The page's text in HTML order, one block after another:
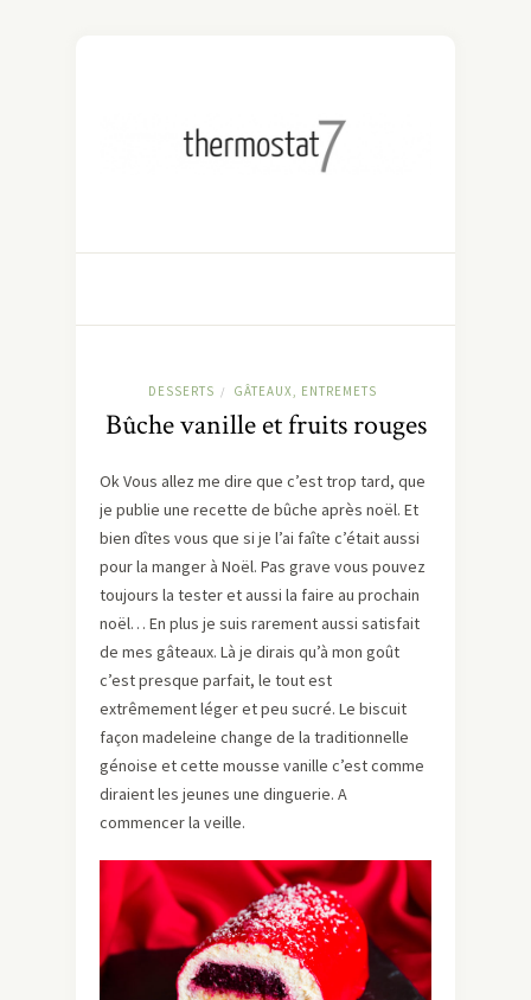
DESSERTS / GÂTEAUX, ENTREMETS
Bûche vanille et fruits rouges
Ok Vous allez me dire que c’est trop tard, que
je publie une recette de bûche après noël. Et
bien dîtes vous que si je l’ai faîte c’était aussi
pour la manger à Noël. Pas grave vous pouvez
toujours la tester et aussi la faire au prochain
noël… En plus je suis rarement aussi satisfait
de mes gâteaux. Là je dirais qu’à mon goût
c’est presque parfait, le tout est
extrêmement léger et peu sucré. Le biscuit
façon madeleine change de la traditionnelle
génoise et cette mousse vanille c’est comme
diraient les jeunes une dinguerie. A
commencer la veille.